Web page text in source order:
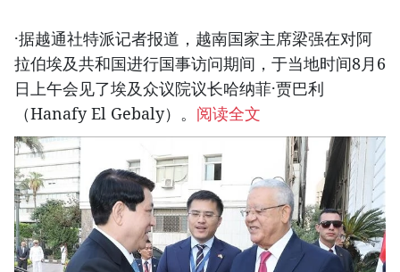
·据越通社特派记者报道，越南国家主席梁强在对阿
拉伯埃及共和国进行国事访问期间，于当地时间8月6
日上午会见了埃及众议院议长哈纳菲·贾巴利
（Hanafy El Gebaly）。 阅读全文